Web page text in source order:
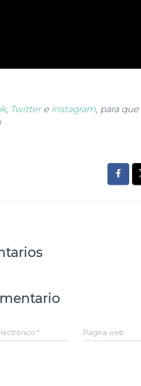
, Twittere Instagram, para
* Página web